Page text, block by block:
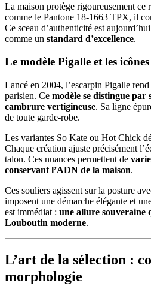
La maison protège rigoureusement ce
comme le Pantone 18-1663 TPX, il
Ce sceau d’authenticité est
comme un standard d’excellence.
Le modèle Pigalle et les
Lancé en 2004, l’escarpin Pigalle
parisien. Ce modèle se distingue par
cambrure vertigineuse. Sa ligne
de toute garde-robe.
Les variantes So Kate ou Hot Chick
Chaque création ajuste précisément
talon. Ces nuances permettent de
conservant l’ADN de la maison.
Ces souliers agissent sur la posture
imposent une démarche élégante et
est immédiat : une allure souveraine
Louboutin moderne.
L’art de la sélection :
morphologie